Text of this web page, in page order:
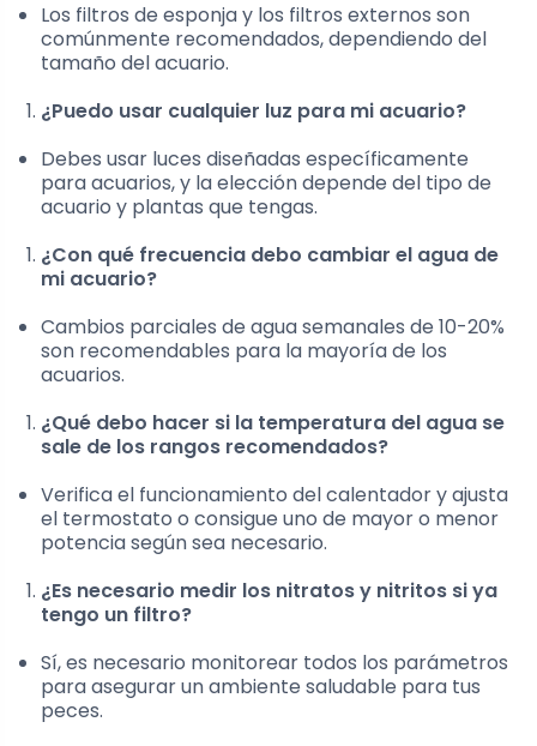
Los filtros de esponja y los filtros externos son
comúnmente recomendados, dependiendo del
tamaño del acuario.
¿Puedo usar cualquier luz para mi acuario?
Debes usar luces diseñadas específicamente
para acuarios, y la elección depende del tipo de
acuario y plantas que tengas.
¿Con qué frecuencia debo cambiar el agua de
mi acuario?
Cambios parciales de agua semanales de 10-20%
son recomendables para la mayoría de los
acuarios.
¿Qué debo hacer si la temperatura del agua se
sale de los rangos recomendados?
Verifica el funcionamiento del calentador y ajusta
el termostato o consigue uno de mayor o menor
potencia según sea necesario.
¿Es necesario medir los nitratos y nitritos si ya
tengo un filtro?
Sí, es necesario monitorear todos los parámetros
para asegurar un ambiente saludable para tus
peces.